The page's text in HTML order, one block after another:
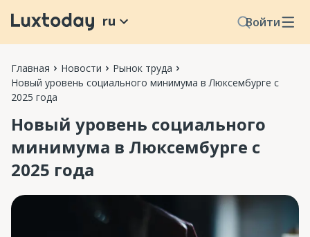
Войти
ru
Главная Новости
Рынок труда
Новый уровень социального минимума в Люксембурге с
2025 года
Новый уровень социального
минимума в Люксембурге с
2025 года